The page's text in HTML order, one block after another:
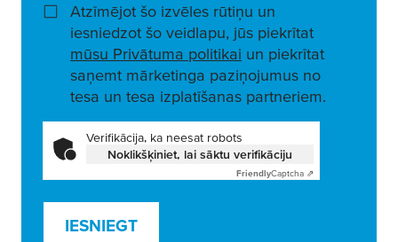
Atzīmējot šo izvēles rūtiņu un
iesniedzot šo veidlapu, jūs piekrītat
mūsu Privātuma politikai un piekrītat
saņemt mārketinga paziņojumus no
tesa un tesa izplatīšanas partneriem.
Verifikācija, ka neesat robots
Noklikšķiniet, lai sāktu verifikāciju
FriendlyCaptcha ⇗
IESNIEGT